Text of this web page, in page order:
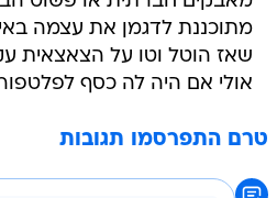
מתוכננת לדגמן את עצמה
שאז הוטל וטו על הצאצאית
אולי אם היה לה כסף
טרם התפרסמו תגובות